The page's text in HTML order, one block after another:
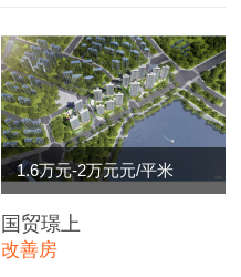
1.6万元-2万元元/平米
国贸璟上
改善房